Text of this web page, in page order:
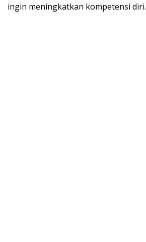
ingin meningkatkan kompetensi diri.